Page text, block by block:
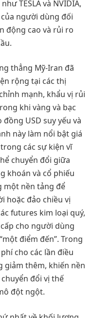
TESLA và NVIDIA,
người dùng đối
động cao và rủi ro
thẳng Mỹ-Iran đã
rộng tại các thị
mạnh, khẩu vị rủi
khi vàng và bạc
USD suy yếu và
này làm nổi bật giá
các sự kiện vĩ
chuyển đổi giữa
khoán và cổ phiếu
một nền tảng để
hoặc đảo chiều vị
futures kim loại quý,
cho người dùng
điểm đến”. Trong
cho các lần điều
giảm thêm, khiến nền
đổi vị thế
đột ngột.